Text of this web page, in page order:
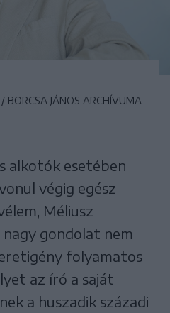
BORCSA JÁNOS ARCHÍVUMA
alkotók esetében
végig egész
Méliusz
gondolat nem
folyamatos
az író a saját
a huszadik századi